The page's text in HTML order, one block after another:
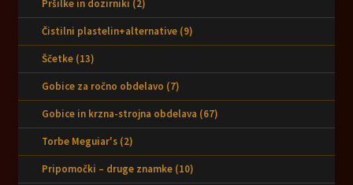
Pršilke in dozirniki (2)
Čistilni plastelin+alternative (9)
Ščetke (13)
Gobice za ročno obdelavo (7)
Gobice in krzna-strojna obdelava (67)
Torbe Meguiar's (2)
Pripomočki – druge znamke (10)